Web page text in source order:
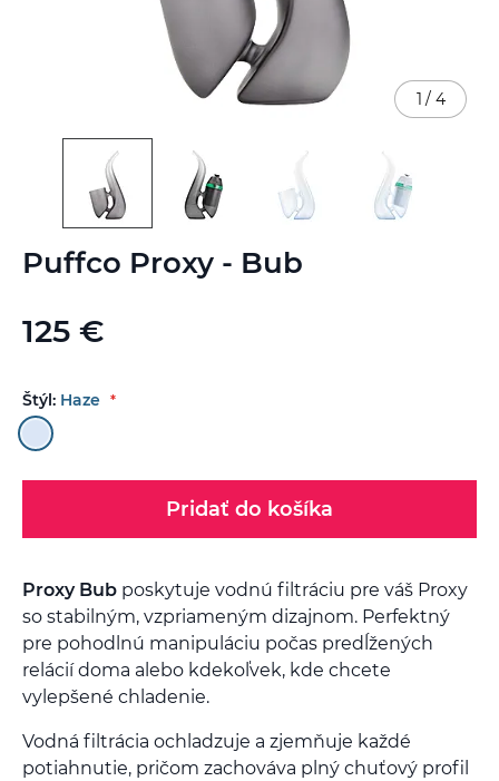
Puffco Proxy - Bub
125 €
Štýl: Haze
Pridať do košíka
Proxy Bub poskytuje vodnú filtráciu pre váš Proxy
so stabilným, vzpriameným dizajnom. Perfektný
pre pohodlnú manipuláciu počas predĺžených
relácií doma alebo kdekoľvek, kde chcete
vylepšené chladenie.
Vodná filtrácia ochladzuje a zjemňuje každé
potiahnutie, pričom zachováva plný chuťový profil
1 / 4
na
obrázkov